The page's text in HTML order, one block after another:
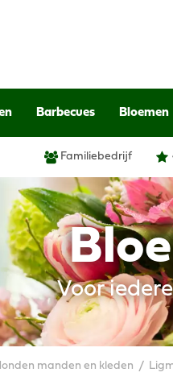
Voor
manden en kleden
Barbecues Bloemen
Familiebedrijf